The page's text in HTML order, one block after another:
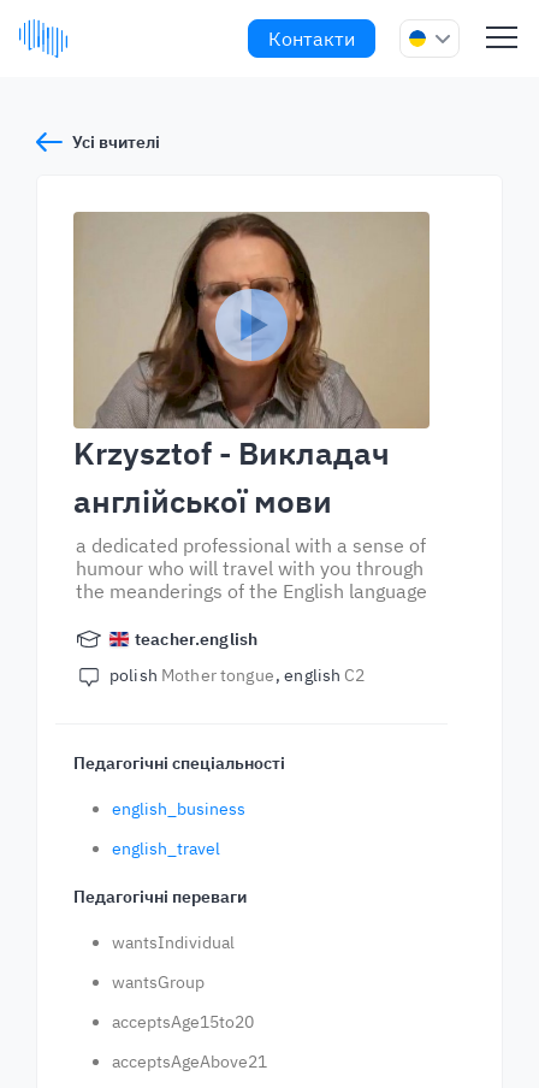
Контакти
Усі вчителі
Krzysztof - Викладач
англійської мови
a dedicated professional with a sense of
humour who will travel with you through
the meanderings of the English language
teacher.english
polish Mother tongue english C2
Педагогічні спеціальності
english_business
english_travel
Педагогічні переваги
wantsIndividual
wantsGroup
acceptsAge15to20
acceptsAgeAbove21